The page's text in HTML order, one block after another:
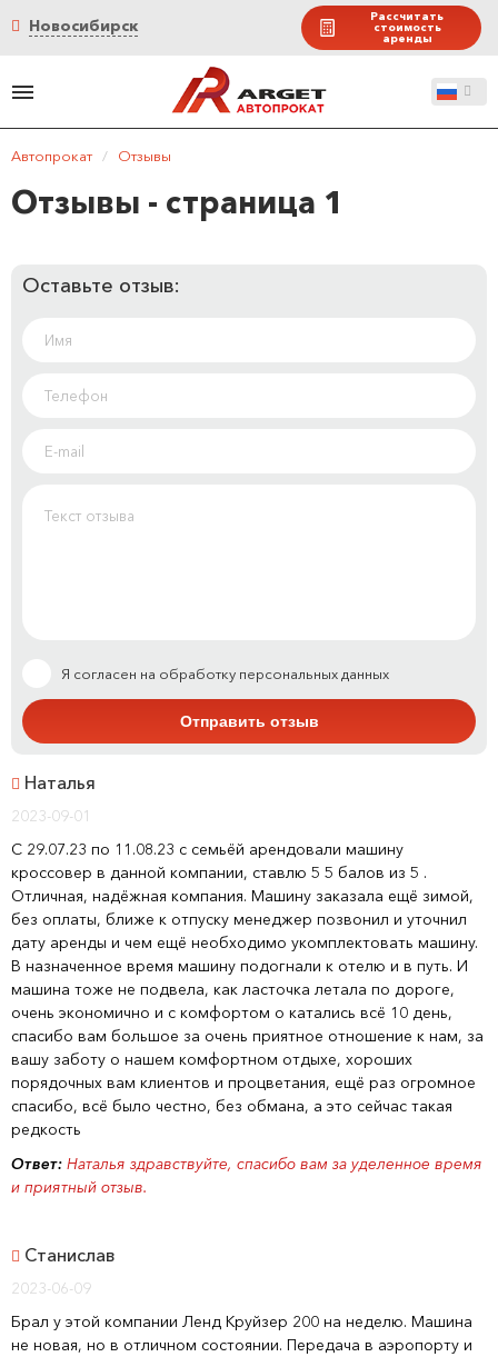
Новосибирск Рассчитать
стоимость
аренды
Автопрокат / Отзывы
Отзывы - страница 1
Оставьте отзыв:
Я согласен на обработку персональных данных
Наталья
2023-09-01
С 29.07.23 по 11.08.23 с семьёй арендовали машину
кроссовер в данной компании, ставлю 5 5 балов из 5 .
Отличная, надёжная компания. Машину заказала ещё зимой,
без оплаты, ближе к отпуску менеджер позвонил и уточнил
дату аренды и чем ещё необходимо укомплектовать машину.
В назначенное время машину подогнали к отелю и в путь. И
машина тоже не подвела, как ласточка летала по дороге,
очень экономично и с комфортом о катались всё 10 день,
спасибо вам большое за очень приятное отношение к нам, за
вашу заботу о нашем комфортном отдыхе, хороших
порядочных вам клиентов и процветания, ещё раз огромное
спасибо, всё было честно, без обмана, а это сейчас такая
редкость
Ответ: Наталья здравствуйте, спасибо вам за уделенное время
и приятный отзыв.
Станислав
2023-06-09
Брал у этой компании Ленд Круйзер 200 на неделю. Машина
не новая, но в отличном состоянии. Передача в аэропорту и